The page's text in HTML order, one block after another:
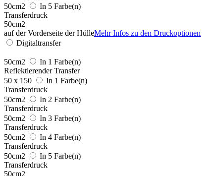
50cm2
In 5 Farbe(n)
Transferdruck
50cm2
auf der Vorderseite der HülleMehr Infos zu den Druckoptionen
Digitaltransfer
50cm2
In 1 Farbe(n)
Reflektierender Transfer
50 x 150
In 1 Farbe(n)
Transferdruck
50cm2
In 2 Farbe(n)
Transferdruck
50cm2
In 3 Farbe(n)
Transferdruck
50cm2
In 4 Farbe(n)
Transferdruck
50cm2
In 5 Farbe(n)
Transferdruck
50cm2